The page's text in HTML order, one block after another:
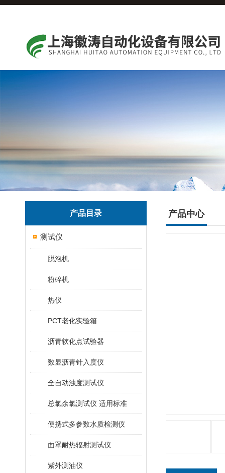
产品目录
测试仪
脱泡机
粉碎机
热仪
PCT老化实验箱
沥青软化点试验器
数显沥青针入度仪
全自动浊度测试仪
总氯余氯测试仪 适用标准
便携式多参数水质检测仪
面罩耐热辐射测试仪
紫外测油仪
产品中心